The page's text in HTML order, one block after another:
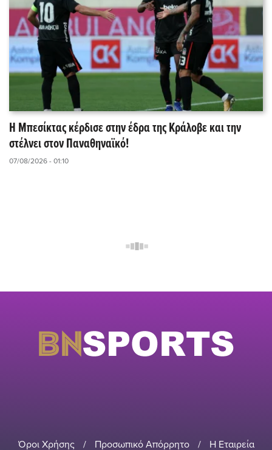
Η Μπεσίκτας κέρδισε στην έδρα της Κράλοβε και την
στέλνει στον Παναθηναϊκό!
07/08/2026 - 01:10
Όροι Χρήσης / Προσωπικό Απόρρητο / Η Εταιρεία